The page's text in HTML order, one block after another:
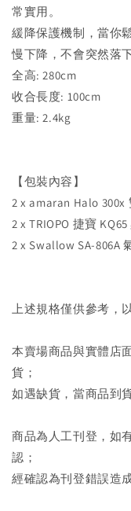
常實用。
緩降保護機制，當你
慢下降，不會突然落
全高: 280cm
收合長度: 100cm
重量: 2.4kg
【包裝內容】
2 x amaran Halo 300x
2 x TRIOPO 捷寶
2 x Swallow SA-806A
上述規格僅供參考，
本賣場商品與實體店
貨；
如遇缺貨，當商品到
商品為人工刊登，如
認；
經確認為刊登錯誤造